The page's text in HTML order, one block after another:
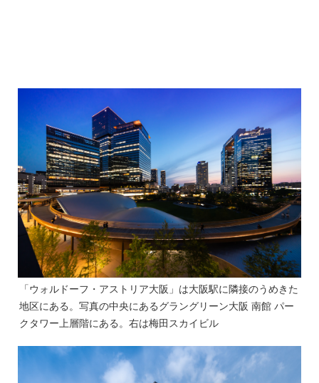
「ウォルドーフ・アストリア大阪」は大阪駅に隣接のうめきた
地区にある。写真の中央にあるグラングリーン大阪 南館 パー
クタワー上層階にある。右は梅田スカイビル